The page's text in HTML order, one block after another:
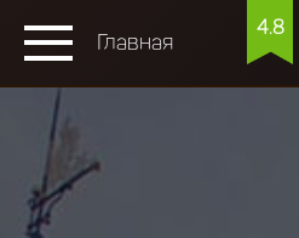
Главная
4.8